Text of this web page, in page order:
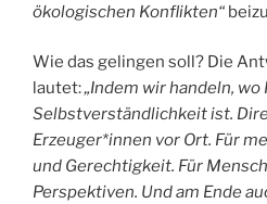
ökologischen Konflikten“
Wie das gelingen soll? Die
lautet:„Indem wir handeln, wo
Selbstverständlichkeit ist.
Erzeuger*innen vor Ort. Für
und Gerechtigkeit. Für
Perspektiven. Und am Ende